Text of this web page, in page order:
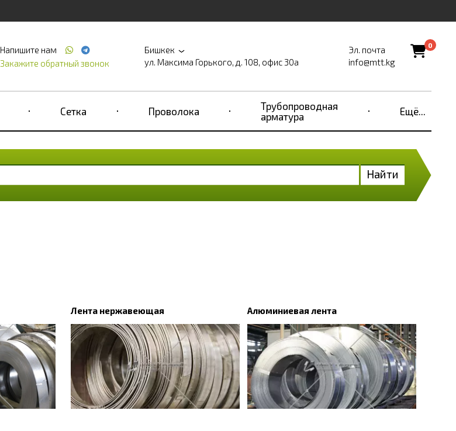
Напишите нам
Закажите обратный звонок
Бишкек
ул. Максима Горького, д. 108, офис 30а
Эл. почта
info@mtt.kg
0
Сетка Проволока
Трубопроводная
арматура
Ещё...
Найти
Лента нержавеющая Алюминиевая лента